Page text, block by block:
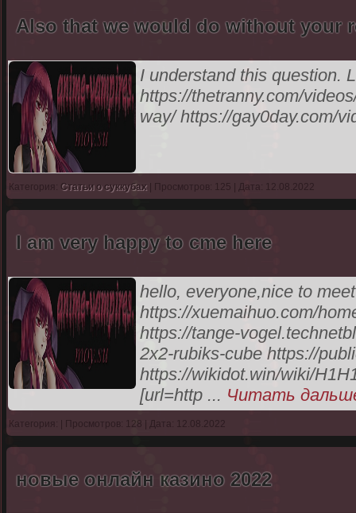
Also that we would do without your
I understand this question.
https://thetranny.com/
way/ https://gay0day.com/
Категория: Статьи о суккубах | Просмотров: 125 | Дата: 12.08.2022
I am very happy to cme here
hello, everyone,nice to
https://xuemaihuo.com/
https://tange-
2x2-rubiks-cube https://
https://wikidot.win/wiki/
[url=http ... Читать
Категория: | Просмотров: 128 | Дата: 12.08.2022
новые онлайн казино 2022